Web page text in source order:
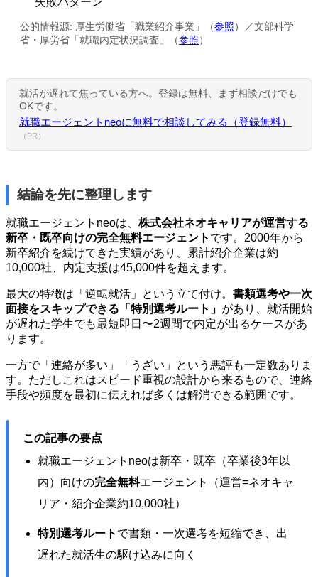
公的情報源: 厚生労働省「職業紹介事業」（参照）／文部科学
省・厚労省「就職内定状況調査」（参照）
就活が遅れて焦っている方へ。登録は無料、まず相談だけでも
OKです。
就職エージェントneoに無料で相談してみる（登録無料）
（PR）
結論を先に整理します
就職エージェントneoは、 株式会社ネオキャリアが運営する
新卒・既卒向けの完全無料エージェント です。2000年から
新卒紹介を続けてきた実績があり、累計紹介企業は約
10,000社、内定支援は45,000件を超えます。
最大の特徴は「逆転就活」という立て付け。 書類選考や一次
面接をスキップできる「特別選考ルート」 があり、就活開始
が遅れた学生でも最短即日〜2週間で内定が出るケースがあ
ります。
一方で「連絡が多い」「うざい」という悪評も一定数ありま
す。ただしこれはスピード重視の設計から来るもので、連絡
手段や頻度を最初に伝えれば多くは解消できる範囲です。
この記事の要点
就職エージェントneoは新卒・既卒（卒業後3年以
内）向けの完全無料エージェント（運営=ネオキャ
リア・紹介企業約10,000社）
特別選考ルート で書類・一次選考を短縮でき、出
遅れた就活生の駆け込みに向く